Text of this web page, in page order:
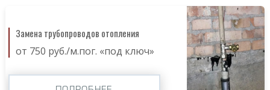
Замена трубопроводов отопления
от 750 руб./м.пог. «под ключ»